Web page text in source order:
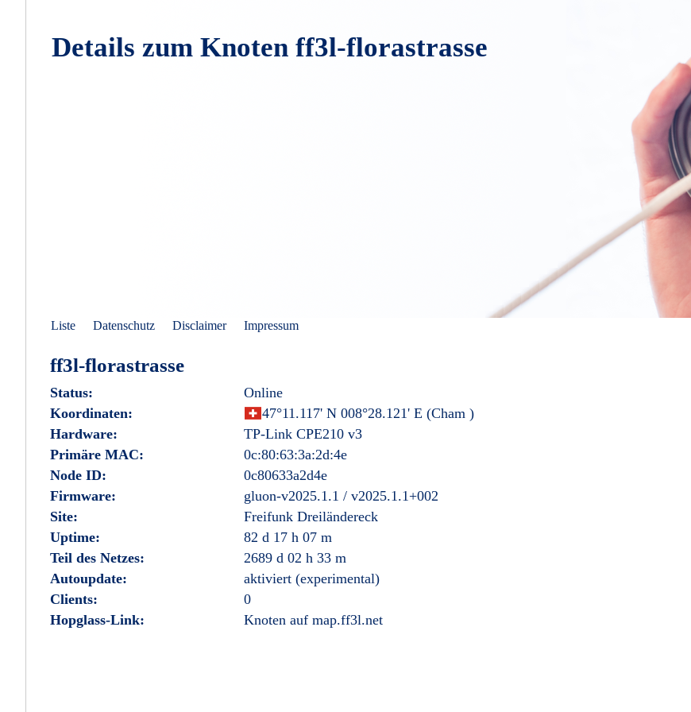
Details zum Knoten ff3l-florastrasse
Liste Datenschutz Disclaimer Impressum
ff3l-florastrasse
Status:
Online
Koordinaten:
47°11.117' N 008°28.121' E (Cham
Schweiz
)
Hardware:
TP-Link CPE210 v3
Primäre MAC:
0c:80:63:3a:2d:4e
Node ID:
0c80633a2d4e
Firmware:
gluon-v2025.1.1 / v2025.1.1+002
Site:
Freifunk Dreiländereck
Uptime:
82 d 17 h 07 m
Teil des Netzes:
2689 d 02 h 33 m
Autoupdate:
aktiviert (experimental)
Clients:
0
Hopglass-Link:
Knoten auf map.ff3l.net